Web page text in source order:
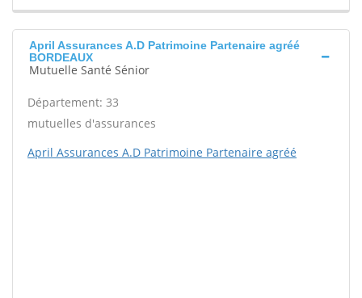
April Assurances A.D Patrimoine Partenaire agréé
BORDEAUX
Mutuelle Santé Sénior
Département: 33
mutuelles d'assurances
April Assurances A.D Patrimoine Partenaire agréé